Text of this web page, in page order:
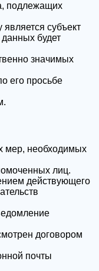
подлежащих
субъект
будет
значимых
его просьбе
мер, необходимых
лиц.
действующего
договором
почты